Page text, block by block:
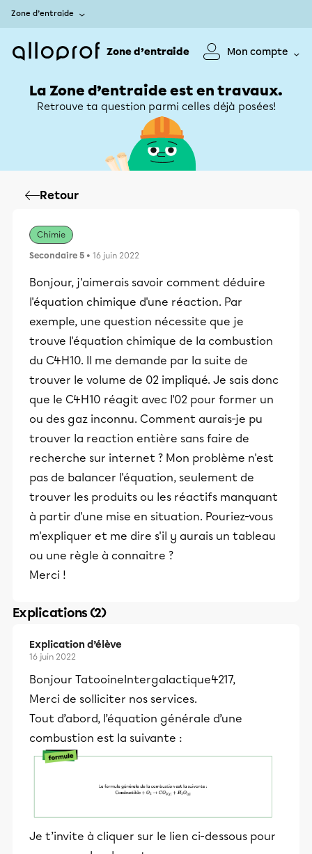
Zone d’entraide
Zone d’entraide Mon compte
La Zone d’entraide est en travaux.
Retrouve ta question parmi celles déjà posées!
Retour
Chimie
Secondaire 5 • 16 juin 2022
Bonjour, j'aimerais savoir comment déduire
l'équation chimique d'une réaction. Par
exemple, une question nécessite que je
trouve l'équation chimique de la combustion
du C4H10. Il me demande par la suite de
trouver le volume de 02 impliqué. Je sais donc
que le C4H10 réagit avec l'02 pour former un
ou des gaz inconnu. Comment aurais-je pu
trouver la reaction entière sans faire de
recherche sur internet ? Mon problème n'est
pas de balancer l'équation, seulement de
trouver les produits ou les réactifs manquant
à partir d'une mise en situation. Pouriez-vous
m'expliquer et me dire s'il y aurais un tableau
ou une règle à connaitre ?
Merci !
Explications (2)
Explication d’élève
16 juin 2022
Bonjour TatooineIntergalactique4217,
Merci de solliciter nos services.
Tout d’abord, l’équation générale d’une
combustion est la suivante :
Je t’invite à cliquer sur le lien ci-dessous pour